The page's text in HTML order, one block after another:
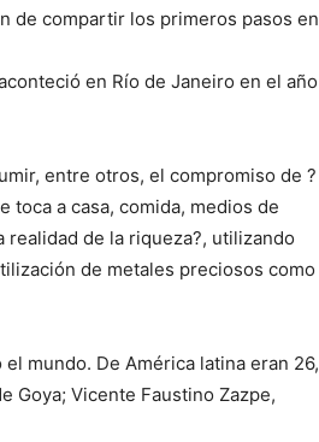
de compartir los primeros pasos en
en Río de Janeiro en el año
entre otros, el compromiso de ?
a casa, comida, medios de
realidad de la riqueza?, utilizando
de metales preciosos como
mundo. De América latina eran 26,
Goya; Vicente Faustino Zazpe,